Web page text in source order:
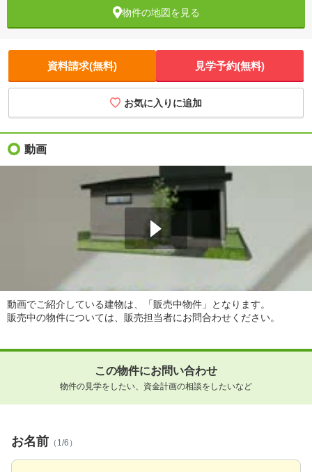
物件の地図を見る
資料請求(無料) 見学予約(無料)
お気に入りに追加
動画
動画でご紹介している建物は、「販売中物件」となります。
販売中の物件については、販売担当者にお問合わせください。
この物件にお問い合わせ
物件の見学をしたい、資金計画の相談をしたいなど
お名前 （1/6）